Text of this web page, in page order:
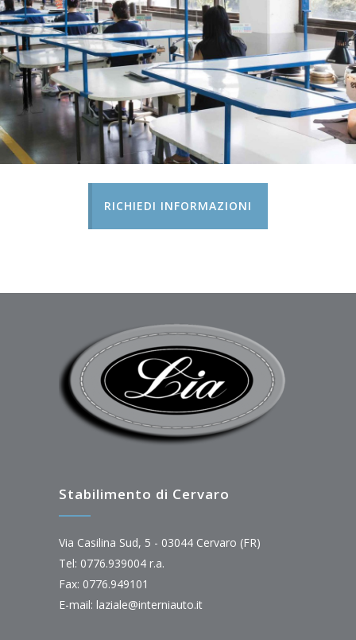
RICHIEDI INFORMAZIONI
Stabilimento di Cervaro
Via Casilina Sud, 5 - 03044 Cervaro (FR)
Tel: 0776.939004 r.a.
Fax: 0776.949101
E-mail: laziale@interniauto.it